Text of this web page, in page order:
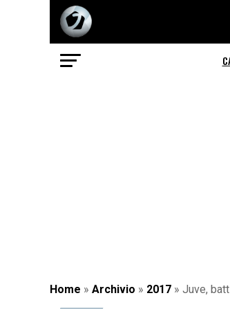
Home » Archivio » 2017 » Juve,